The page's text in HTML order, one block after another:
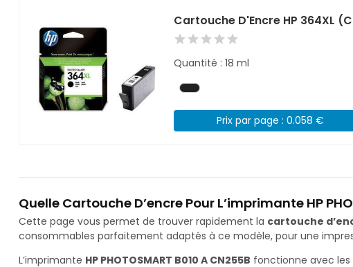
Cartouche D'Encre HP 364XL
Quantité : 18 ml
Prix par page : 0.058 €
Quelle Cartouche D’encre Pour L’imprimante HP
Cette page vous permet de trouver rapidement la cartouche
consommables parfaitement adaptés à ce modèle, pour une
L’imprimante HP PHOTOSMART B010 A CN255B fonctionne avec les